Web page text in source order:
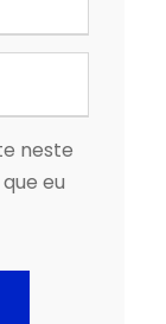
neste
eu